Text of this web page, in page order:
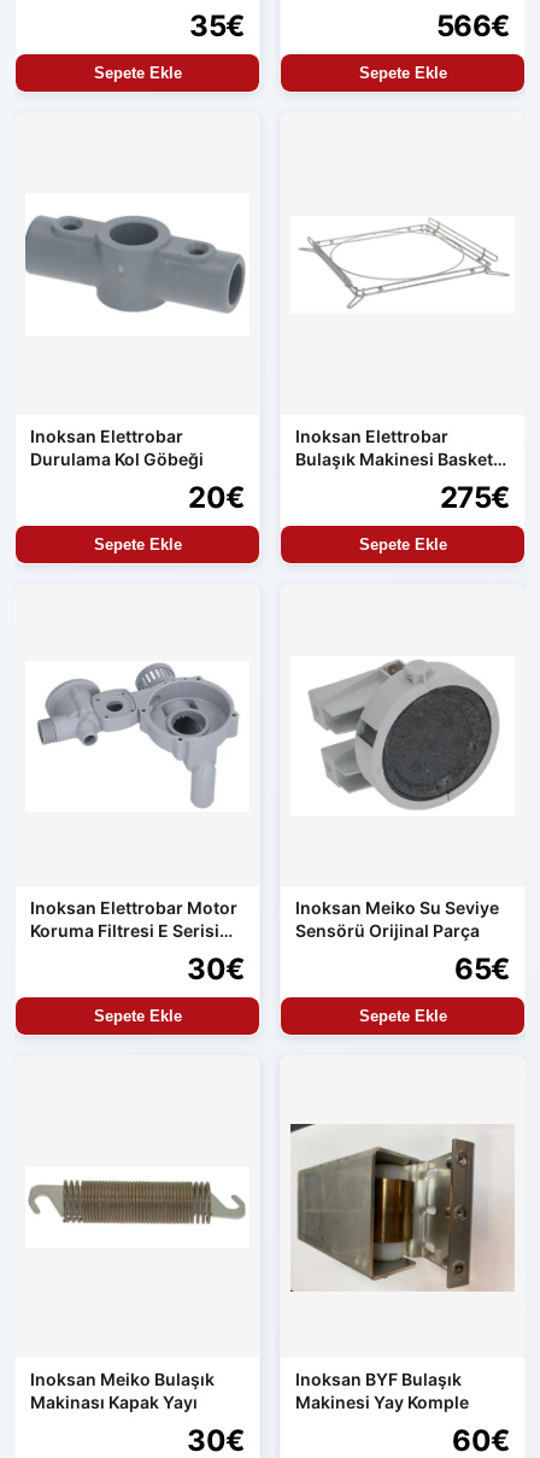
35€
Sepete Ekle
566€
Sepete Ekle
Inoksan Elettrobar
Durulama Kol Göbeği
20€
Sepete Ekle
Inoksan Elettrobar
Bulaşık Makinesi Basket
275€
Sepete Ekle
Inoksan Elettrobar Motor
Koruma Filtresi E Serisi
30€
Sepete Ekle
Inoksan Meiko Su Seviye
Sensörü Orijinal Parça
65€
Sepete Ekle
Inoksan Meiko Bulaşık
Makinası Kapak Yayı
30€
Inoksan BYF Bulaşık
Makinesi Yay Komple
60€